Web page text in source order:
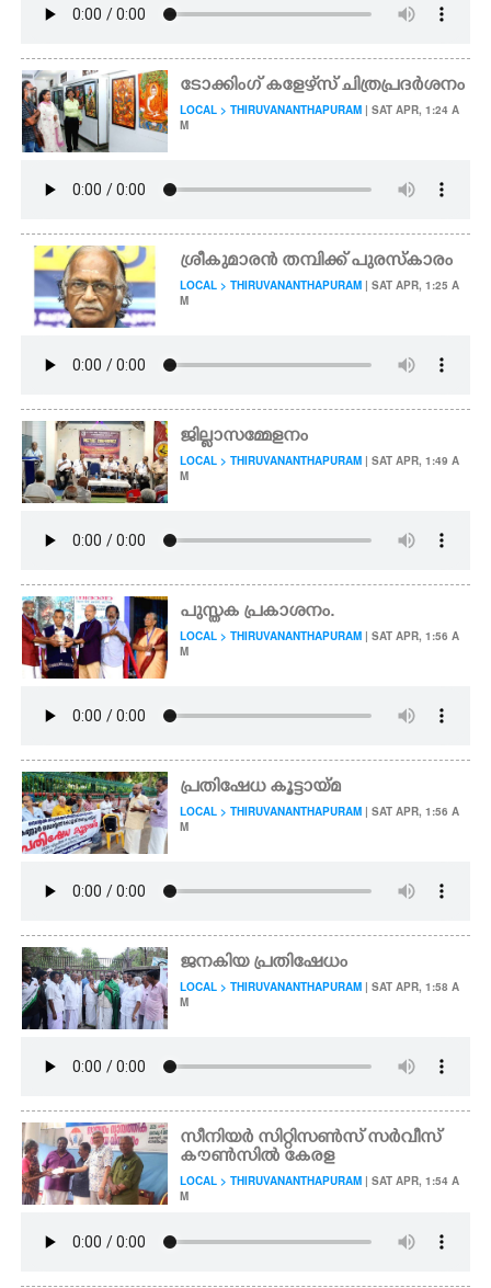
ടോക്കിംഗ് കളേഴ്‌സ് ചിത്രപ്രദർശനം
LOCAL > THIRUVANANTHAPURAM | SAT APR, 1:24 A
M
ശ്രീകുമാരൻ തമ്പിക്ക് പുരസ്കാരം
LOCAL > THIRUVANANTHAPURAM | SAT APR, 1:25 A
M
ജില്ലാസമ്മേളനം
LOCAL > THIRUVANANTHAPURAM | SAT APR, 1:49 A
M
പുസ്തക പ്രകാശനം.
LOCAL > THIRUVANANTHAPURAM | SAT APR, 1:56 A
M
പ്രതിഷേധ കൂട്ടായ്മ
LOCAL > THIRUVANANTHAPURAM | SAT APR, 1:56 A
M
ജനകിയ പ്രതിഷേധം
LOCAL > THIRUVANANTHAPURAM | SAT APR, 1:58 A
M
സീനിയർ സിറ്റിസൺസ് സർവീസ്
കൗൺസിൽ കേരള
LOCAL > THIRUVANANTHAPURAM | SAT APR, 1:54 A
M